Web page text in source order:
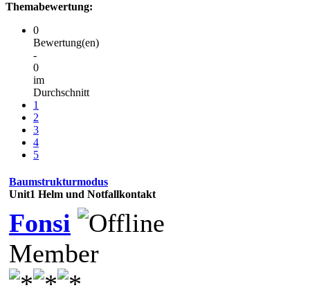
Themabewertung:
0
Bewertung(en)
-
0
im
Durchschnitt
1
2
3
4
5
Baumstrukturmodus
Unit1 Helm und Notfallkontakt
Fonsi
Member